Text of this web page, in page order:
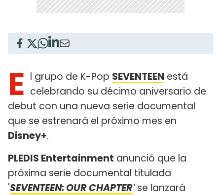
E l grupo de K-Pop SEVENTEEN está
celebrando su décimo aniversario de
debut con una nueva serie documental
que se estrenará el próximo mes en
Disney+.
PLEDIS Entertainment anunció que la
próxima serie documental titulada
'SEVENTEEN: OUR CHAPTER'se lanzará